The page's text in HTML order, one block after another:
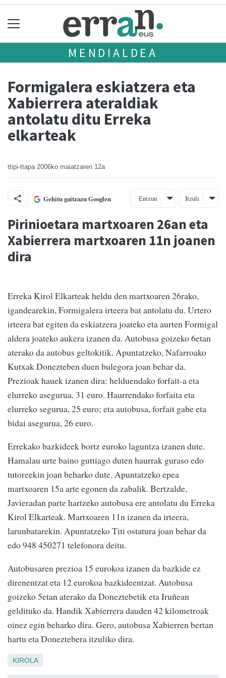
MENDIALDEA
Formigalera eskiatzera eta
Xabierrera ateraldiak
antolatu ditu Erreka
elkarteak
ttipi-ttapa 2006ko maiatzaren 12a
Gehitu gaitzazu Googlen Entzun Itzuli
Pirinioetara martxoaren 26an eta
Xabierrera martxoaren 11n joanen
dira
Erreka Kirol Elkarteak heldu den martxoaren 26rako,
igandearekin, Formigalera irteera bat antolatu du. Urtero
irteera bat egiten da eskiatzera joateko eta aurten Formigal
aldera joateko aukera izanen da. Autobusa goizeko 6etan
aterako da autobus geltokitik. Apuntatzeko, Nafarroako
Kutxak Donezteben duen bulegora joan behar da.
Prezioak hauek izanen dira: helduendako forfait-a eta
elurreko asegurua, 31 euro. Haurrendako forfaita eta
elurreko segurua, 25 euro; eta autobusa, forfait gabe eta
bidai asegurua, 26 euro.
Errekako bazkideek bortz euroko laguntza izanen dute.
Hamalau urte baino guttiago duten haurrak guraso edo
tutoreekin joan beharko dute. Apuntatzeko epea
martxoaren 15a arte egonen da zabalik. Bertzalde,
Javieradan parte hartzeko autobusa ere antolatu du Erreka
Kirol Elkarteak. Martxoaren 11n izanen da irteera,
larunbatarekin. Apuntatzeko Titi ostatura joan behar da
edo 948 450271 telefonora deitu.
Autobusaren prezioa 15 eurokoa izanen da bazkide ez
direnentzat eta 12 eurokoa bazkideentzat. Autobusa
goizeko 5etan aterako da Doneztebetik eta Iruñean
geldituko da. Handik Xabierrera dauden 42 kilometroak
oinez egin beharko dira. Gero, autobusa Xabierren bertan
hartu eta Doneztebera itzuliko dira.
KIROLA